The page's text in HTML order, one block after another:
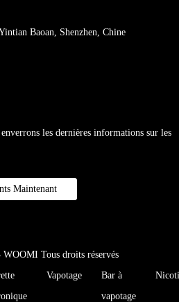
Baoan, Shenzhen, Chine
les dernières informations sur les
Maintenant
Tous droits réservés
Vapotage
Bar à
vapotage